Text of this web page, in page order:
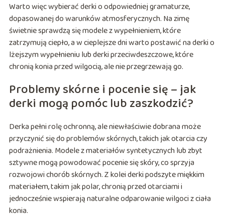
Warto więc wybierać derki o odpowiedniej gramaturze,
dopasowanej do warunków atmosferycznych. Na zimę
świetnie sprawdzą się modele z wypełnieniem, które
zatrzymują ciepło, a w cieplejsze dni warto postawić na derki o
lżejszym wypełnieniu lub derki przeciwdeszczowe, które
chronią konia przed wilgocią, ale nie przegrzewają go.
Problemy skórne i pocenie się – jak
derki mogą pomóc lub zaszkodzić?
Derka pełni rolę ochronną, ale niewłaściwie dobrana może
przyczynić się do problemów skórnych, takich jak otarcia czy
podrażnienia. Modele z materiałów syntetycznych lub zbyt
sztywne mogą powodować pocenie się skóry, co sprzyja
rozwojowi chorób skórnych. Z kolei derki podszyte miękkim
materiałem, takim jak polar, chronią przed otarciami i
jednocześnie wspierają naturalne odparowanie wilgoci z ciała
konia.